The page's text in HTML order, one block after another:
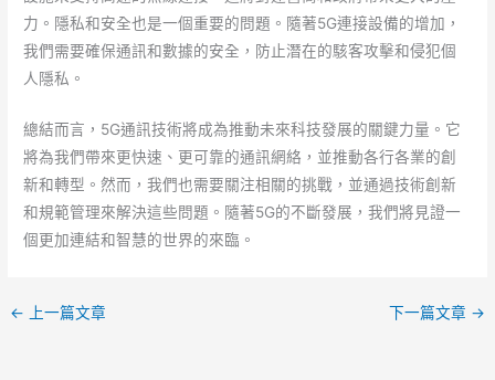
力。隱私和安全也是一個重要的問題。隨著5G連接設備的增加，
我們需要確保通訊和數據的安全，防止潛在的駭客攻擊和侵犯個
人隱私。
總結而言，5G通訊技術將成為推動未來科技發展的關鍵力量。它
將為我們帶來更快速、更可靠的通訊網絡，並推動各行各業的創
新和轉型。然而，我們也需要關注相關的挑戰，並通過技術創新
和規範管理來解決這些問題。隨著5G的不斷發展，我們將見證一
個更加連結和智慧的世界的來臨。
← 上一篇文章 下一篇文章 →